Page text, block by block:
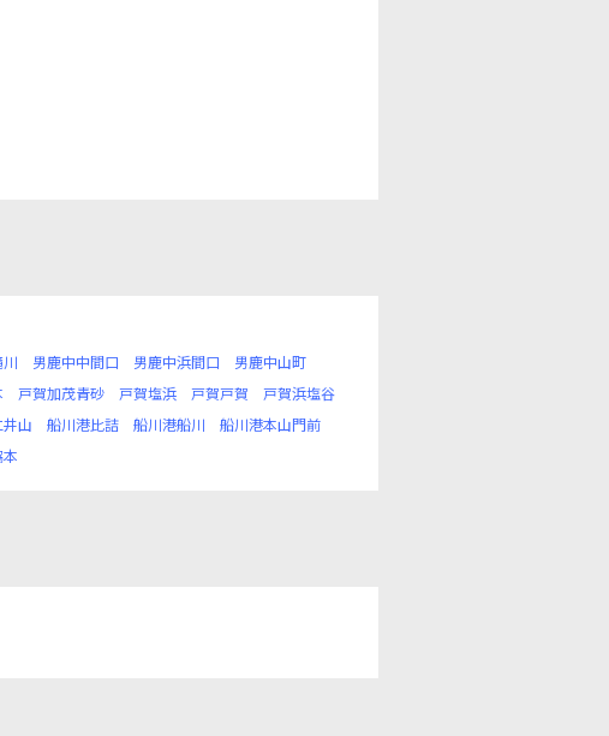
男鹿中中間口 男鹿中浜間口
男鹿中山町
戸賀加茂青砂 戸賀塩浜 戸賀戸賀
戸賀浜塩谷
山 船川港比詰 船川港船川
船川港本山門前